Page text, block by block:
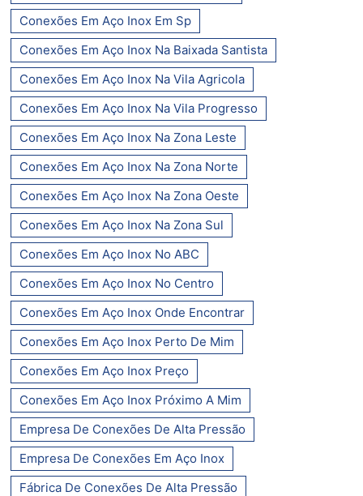
Conexões Em Aço Inox Em Sp
Conexões Em Aço Inox Na Baixada Santista
Conexões Em Aço Inox Na Vila Agricola
Conexões Em Aço Inox Na Vila Progresso
Conexões Em Aço Inox Na Zona Leste
Conexões Em Aço Inox Na Zona Norte
Conexões Em Aço Inox Na Zona Oeste
Conexões Em Aço Inox Na Zona Sul
Conexões Em Aço Inox No ABC
Conexões Em Aço Inox No Centro
Conexões Em Aço Inox Onde Encontrar
Conexões Em Aço Inox Perto De Mim
Conexões Em Aço Inox Preço
Conexões Em Aço Inox Próximo A Mim
Empresa De Conexões De Alta Pressão
Empresa De Conexões Em Aço Inox
Fábrica De Conexões De Alta Pressão